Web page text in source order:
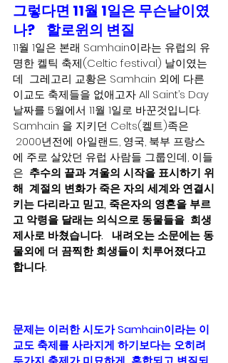
그렇다면 11월 1일은 무슨날이였
나?    할로윈의 변질
11월 1일은 본래 Samhain이라는 유럽의 유
명한 켈틱 축제(Celtic festival) 날이였는
데  그레고리 교황은 Samhain 외에 다른
이교도 축제들을 없애고자 All Saint’s Day
날짜를 5월에서 11월 1일로 바꾼것입니다.
Samhain 을 지키던 Celts(켈트)족은
2000년전에 아일랜드, 영국, 북부 프랑스
에 주로 살았던 유럽 사람들 그룹인데, 이들
은 추수의 끝과 겨울의 시작을 표시하기 위
해  계절의 변화가 죽은 자의 세계와 연결시
키는 다리라고 믿고, 죽은자의 영혼을 부르
고 악령을 달래는 의식으로 동물들을  희생
제사로 바쳤습니다.   내려오는 소문에는 동
물외에 더 끔찍한 희생들이 치루어졌다고
합니다.
문제는 이러한 시도가 Samhain이라는 이
교도 축제를 사라지게 하기보다는 오히려